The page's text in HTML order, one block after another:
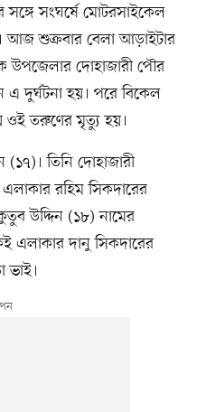
সঙ্গে সংঘর্ষে মোটরসাইকেল
শুক্রবার বেলা আড়াইটার
উপজেলার দোহাজারী পৌর
এ দুর্ঘটনা হয়। পরে বিকেল
ওই তরুণের মৃত্যু হয়।
তিনি দোহাজারী
রহিম সিকদারের
উদ্দিন (১৮) নামের
দানু সিকদারের
ভাই।